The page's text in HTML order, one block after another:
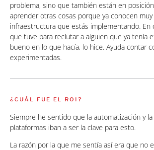
problema, sino que también están en
aprender otras cosas porque ya conocen
infraestructura que estás implementando. En
que tuve para reclutar a alguien que ya tenía
bueno en lo que hacía, lo hice. Ayuda contar
experimentadas.
¿CUÁL FUE EL ROI?
Siempre he sentido que la automatización y
plataformas iban a ser la clave para esto.
La razón por la que me sentía así era que no